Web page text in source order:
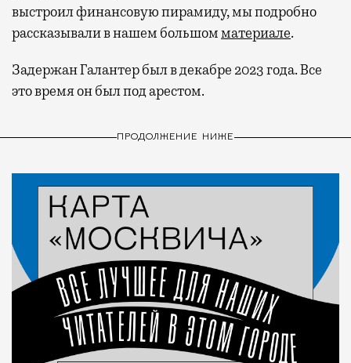
выстроил финансовую пирамиду, мы подробно
рассказывали в нашем большомматериале.
Задержан Галантер был в декабре 2023 года. Все
это время он был под арестом.
ПРОДОЛЖЕНИЕ НИЖЕ